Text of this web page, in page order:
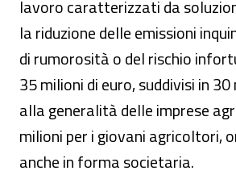
lavoro caratterizzati da
la riduzione delle emissioni
di rumorosità o del rischio
35 milioni di euro, suddivisi in
alla generalità delle imprese
milioni per i giovani agricoltori,
anche in forma societaria.